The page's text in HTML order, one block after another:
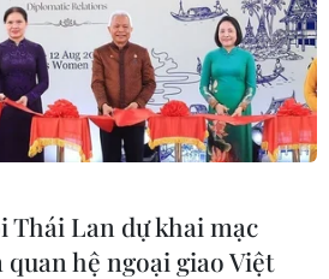
vs Indonesia: Thầy Kim cần
thắng?
Thái Lan dự khai mạc
hệ ngoại giao Việt